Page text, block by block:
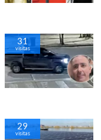
31
visitas
29
visitas